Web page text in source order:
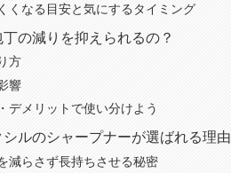
くなる目安と気にするタイミング
の減りを抑えられるの？
方
響
デメリットで使い分けよう
ルのシャープナーが選ばれる理由
減らさず長持ちさせる秘密